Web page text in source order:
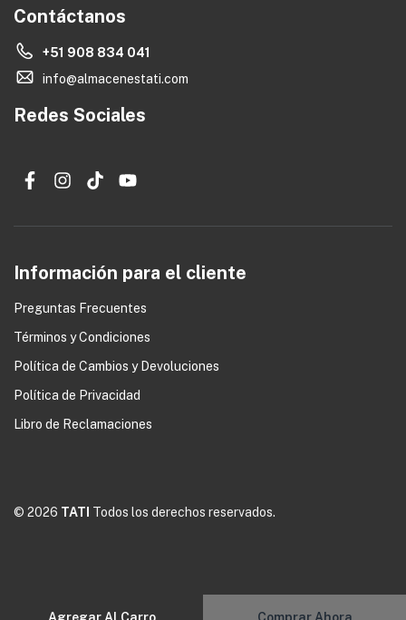
Contáctanos
+51 908 834 041
info@almacenestati.com
Redes Sociales
Información para el cliente
Preguntas Frecuentes
Términos y Condiciones
Política de Cambios y Devoluciones
Política de Privacidad
Libro de Reclamaciones
© 2026 TATI Todos los derechos reservados.